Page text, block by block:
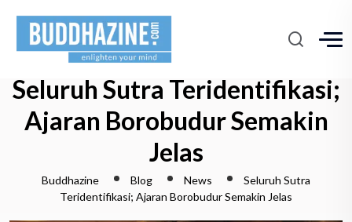
Seluruh Sutra Teridentifikasi;
Ajaran Borobudur Semakin
Jelas
Buddhazine Blog News
Seluruh Sutra
Teridentifikasi; Ajaran Borobudur Semakin Jelas